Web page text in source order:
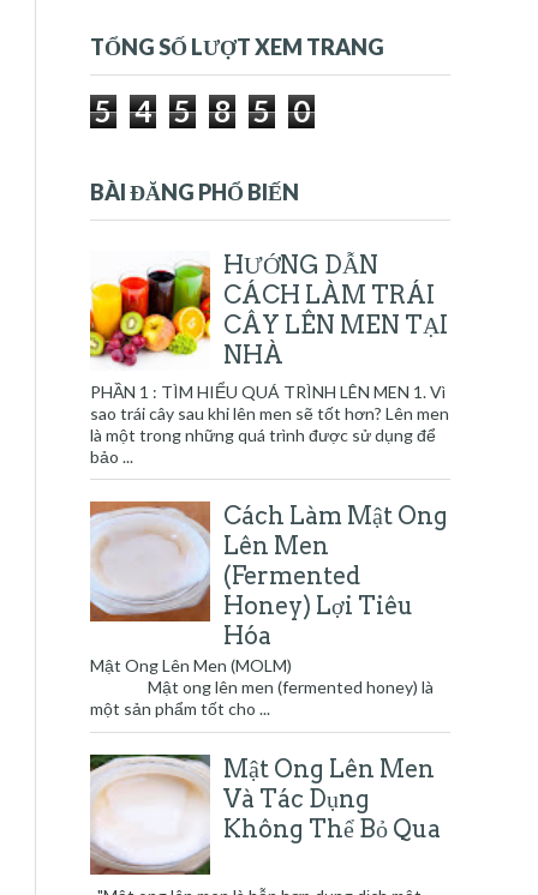
TỔNG SỐ LƯỢT XEM TRANG
5 4 5 8 5 0
BÀI ĐĂNG PHỔ BIẾN
HƯỚNG DẪN
CÁCH LÀM TRÁI
CÂY LÊN MEN TẠI
NHÀ
PHẦN 1 : TÌM HIỂU QUÁ TRÌNH LÊN MEN 1. Vì
sao trái cây sau khi lên men sẽ tốt hơn? Lên men
là một trong những quá trình được sử dụng để
bảo ...
Cách Làm Mật Ong
Lên Men
(Fermented
Honey) Lợi Tiêu
Hóa
Mật Ong Lên Men (MOLM)
Mật ong lên men (fermented honey) là
một sản phẩm tốt cho ...
Mật Ong Lên Men
Và Tác Dụng
Không Thể Bỏ Qua